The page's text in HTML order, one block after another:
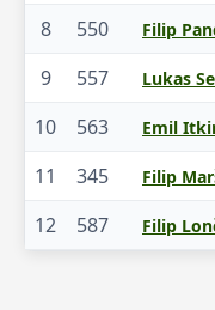
8
550 Filip
9
557 Lukas
10
563 Emil
11
345 Filip
12
587 Filip